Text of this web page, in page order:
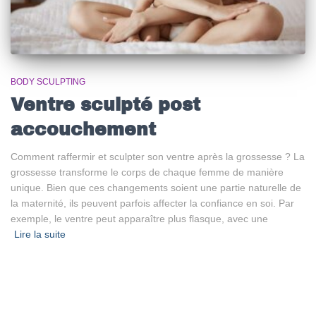
BODY SCULPTING
Ventre sculpté post
accouchement
Comment raffermir et sculpter son ventre après la grossesse ? La
grossesse transforme le corps de chaque femme de manière
unique. Bien que ces changements soient une partie naturelle de
la maternité, ils peuvent parfois affecter la confiance en soi. Par
exemple, le ventre peut apparaître plus flasque, avec une
Lire la suite